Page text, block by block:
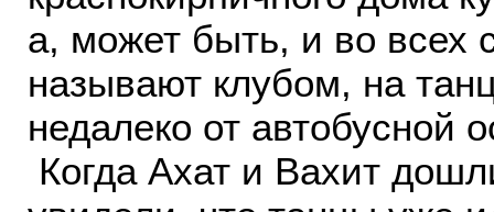
а, может быть, и во всех
называют клубом, на
недалеко от автобусной
Когда Ахат и Вахит